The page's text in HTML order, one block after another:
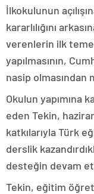
İlkokulunun
kararlılığını
verenlerin ilk
yapılmasının,
nasip olmasından
Okulun yapımına
eden Tekin,
katkılarıyla Türk
derslik
desteğin devam
Tekin, eğitim